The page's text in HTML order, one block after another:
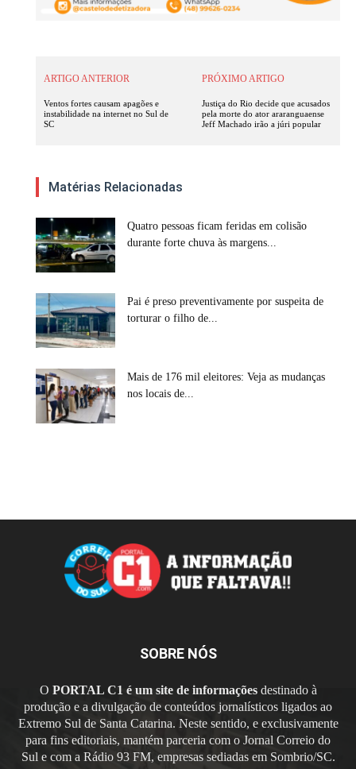
ARTIGO ANTERIOR
Ventos fortes causam apagões e
instabilidade na internet no Sul de
SC
PRÓXIMO ARTIGO
Justiça do Rio decide que acusados
pela morte do ator araranguaense
Jeff Machado irão a júri popular
Matérias Relacionadas
Quatro pessoas ficam feridas em colisão
durante forte chuva às margens...
Pai é preso preventivamente por suspeita de
torturar o filho de...
Mais de 176 mil eleitores: Veja as mudanças
nos locais de...
SOBRE NÓS
O PORTAL C1 é um site de informaçõesdestinado à
produção e a divulgação de conteúdos jornalísticos ligados ao
Extremo Sul de Santa Catarina. Neste sentido, e exclusivamente
para fins editoriais, mantém parceria com o Jornal Correio do
Sul e com a Rádio 93 FM, empresas sediadas em Sombrio/SC.